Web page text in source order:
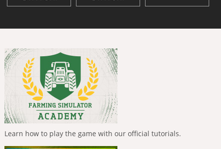
Learn how to play the game with our official tutorials.